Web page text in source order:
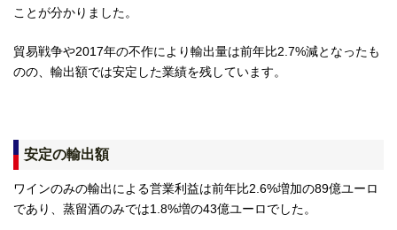
ことが分かりました。
貿易戦争や2017年の不作により輸出量は前年比2.7%減となったも
のの、輸出額では安定した業績を残しています。
安定の輸出額
ワインのみの輸出による営業利益は前年比2.6%増加の89億ユーロ
であり、蒸留酒のみでは1.8%増の43億ユーロでした。